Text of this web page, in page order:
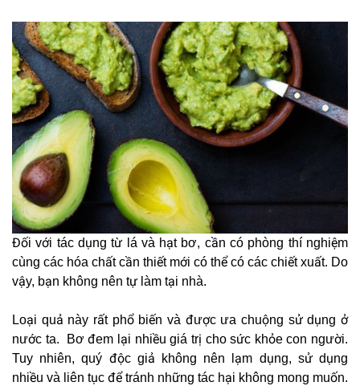
Đối với tác dụng từ lá và hạt bơ, cần có phòng thí nghiệm
cùng các hóa chất cần thiết mới có thể có các chiết xuất. Do
vậy, bạn không nên tự làm tại nhà.
Loại quả này rất phổ biến và được ưa chuộng sử dụng ở
nước ta. Bơ đem lại nhiều giá trị cho sức khỏe con người.
Tuy nhiên, quý độc giả không nên lạm dụng, sử dụng
nhiều và liên tục để tránh những tác hại không mong muốn.